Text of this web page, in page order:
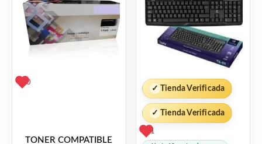
La PCno incluye disco duro, lo que te
permite instalar el almacenamiento que
prefieras (HDD o SSD).
mayor velocidad y mejor experiencia
0
TONER COMPATIBLE
✓ Tienda Verificada
✓ Tienda Verificada
1